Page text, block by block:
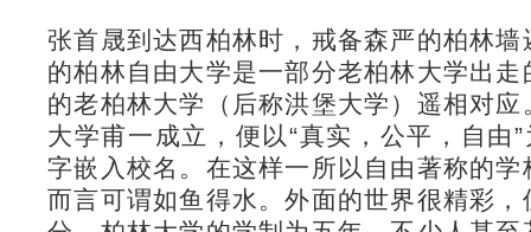
张首晟到达西柏林时，戒备森严的柏林
的柏林自由大学是一部分老柏林大学出
的老柏林大学（后称洪堡大学）遥相对
大学甫一成立，便以“真实，公平，自由
字嵌入校名。在这样一所以自由著称的
而言可谓如鱼得水。外面的世界很精彩